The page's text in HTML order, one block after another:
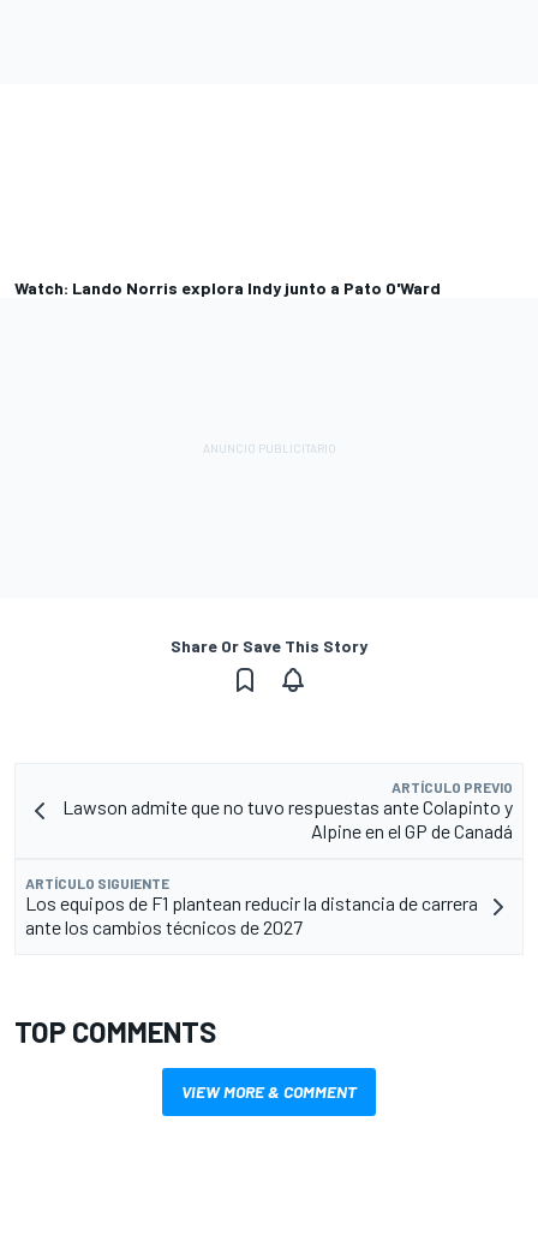
Watch: Lando Norris explora Indy junto a Pato O'Ward
Share Or Save This Story
ARTÍCULO PREVIO
Lawson admite que no tuvo respuestas ante Colapinto y
Alpine en el GP de Canadá
ARTÍCULO SIGUIENTE
Los equipos de F1 plantean reducir la distancia de carrera
ante los cambios técnicos de 2027
TOP COMMENTS
VIEW MORE & COMMENT